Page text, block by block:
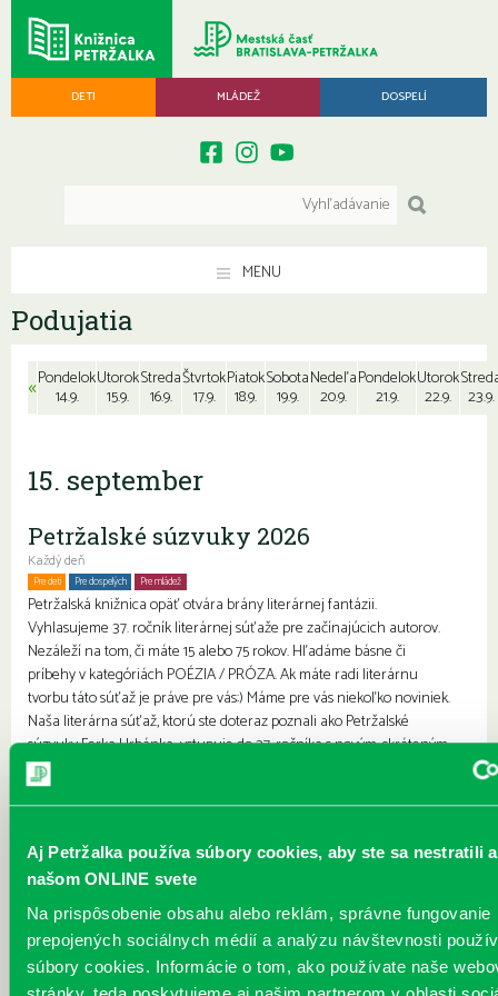
Aj Petržalka používa súbory cookies, aby ste sa nestratili
našom ONLINE svete
Na prispôsobenie obsahu alebo reklám, správne fungovanie
prepojených sociálnych médií a analýzu návštevnosti
súbory cookies. Informácie o tom, ako používate naše
DETI MLÁDEŽ DOSPELÍ
MENU
Podujatia
«Pondelok
14.9.
Utorok
15.9.
Streda
16.9.
Štvrtok
17.9.
Piatok
18.9.
Sobota
19.9.
Nedeľa
20.9.
Pondelok
21.9.
Utorok
22.9. 23.9.
15. september
Petržalské súzvuky 2026
Každý deň
Pre deti Pre dospelých Pre mládež
Petržalská knižnica opäť otvára brány literárnej fantázii.
Vyhlasujeme 37. ročník literárnej súťaže pre začínajúcich autorov.
Nezáleží na tom, či máte 15 alebo 75 rokov. Hľadáme básne či
príbehy v kategóriách POÉZIA / PRÓZA. Ak máte radi literárnu
tvorbu táto súťaž je práve pre vás:) Máme pre vás niekoľko noviniek.
Naša literárna súťaž, ktorú ste doteraz poznali ako Petržalské
súzvuky Ferka Urbánka vstupuje do 37. ročníka s novým, skráteným,
ale o to výstižnejším názvom Petržals...
Každý deň
Planéta 2426 Vstúpte na Planétu 2426 – festival čítania, hudby,
umenia a stretnutí. Na Vavilovovej 26 a jej príbehovej „sestre“
Vavilovovej 24 vás čakajú hravé workshopy pre deti, stretnutia s
hudobníkmi a autormi, burza kníh hľadajúcich nový domov, výstava
slovenského umenia aj unikátna filmová projekcia. Festival je miesto,